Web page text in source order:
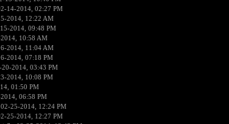
14-2014, 02:27 PM
2014, 12:22 AM
2014, 09:48 PM
10:58 AM
2014, 11:04 AM
2014, 07:18 PM
20-2014, 03:43 PM
2014, 10:08 PM
01:50 PM
06:58 PM
25-2014, 12:24 PM
25-2014, 12:27 PM